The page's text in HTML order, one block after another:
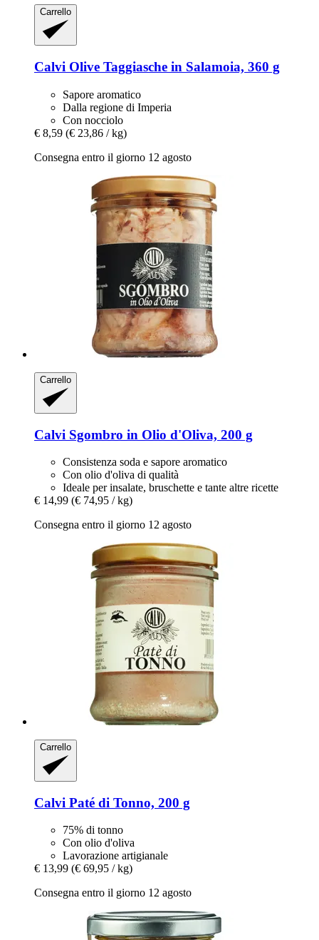
Carrello
Calvi Olive Taggiasche in Salamoia, 360 g
Sapore aromatico
Dalla regione di Imperia
Con nocciolo
€ 8,59 (€ 23,86 / kg)
Consegna entro il giorno 12 agosto
Carrello
Calvi Sgombro in Olio d'Oliva, 200 g
Consistenza soda e sapore aromatico
Con olio d'oliva di qualità
Ideale per insalate, bruschette e tante altre ricette
€ 14,99 (€ 74,95 / kg)
Consegna entro il giorno 12 agosto
Carrello
Calvi Paté di Tonno, 200 g
75% di tonno
Con olio d'oliva
Lavorazione artigianale
€ 13,99 (€ 69,95 / kg)
Consegna entro il giorno 12 agosto